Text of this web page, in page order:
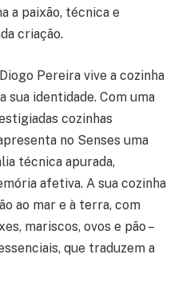
a paixão, técnica e
criação.
Pereira vive a cozinha
sua identidade. Com uma
cozinhas
no Senses uma
técnica apurada,
afetiva. A sua cozinha
ao mar e à terra, com
mariscos, ovos e pão –
que traduzem a